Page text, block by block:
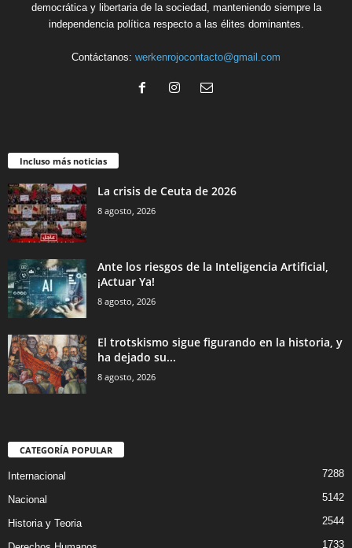
democrática y libertaria de la sociedad, manteniendo siempre la
independencia política respecto a las élites dominantes.
Contáctanos: werkenrojocontacto@gmail.com
Incluso más noticias
La crisis de Ceuta de 2026
8 agosto, 2026
Ante los riesgos de la Inteligencia Artificial,
¡Actuar Ya!
8 agosto, 2026
El trotskismo sigue figurando en la historia, y
ha dejado su...
8 agosto, 2026
CATEGORÍA POPULAR
Internacional 7288
Nacional 5142
Historia y Teoria 2544
1733